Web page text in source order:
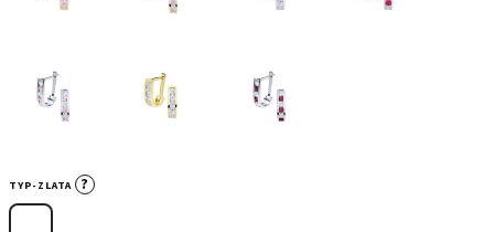
TYP-ZLATA ?